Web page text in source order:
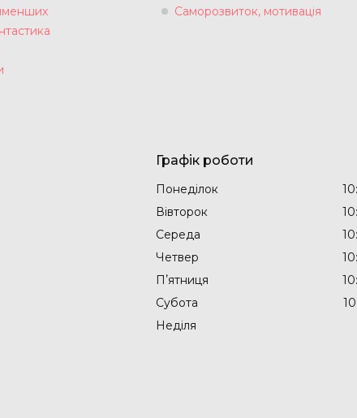
Саморозвиток, мотивація
Графік роботи
Понеділок
Вівторок
Середа
Четвер
Пʼятниця
Субота
Неділя